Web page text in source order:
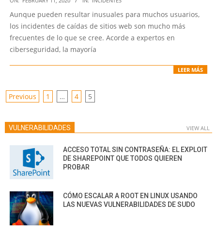
02-
11
Aunque pueden resultar inusuales para muchos usuarios,
los incidentes de caídas de sitios web son mucho más
frecuentes de lo que se cree. Acorde a expertos en
ciberseguridad, la mayoría
LEER MÁS
POSTS
Previous 1 … 4 5
VULNERABILIDADES VIEW ALL
ACCESO TOTAL SIN CONTRASEÑA: EL EXPLOIT
DE SHAREPOINT QUE TODOS QUIEREN
PROBAR
CÓMO ESCALAR A ROOT EN LINUX USANDO
LAS NUEVAS VULNERABILIDADES DE SUDO